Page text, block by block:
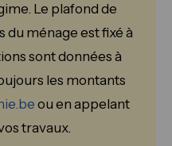
Le plafond de
du ménage est fixé à
sont données à
les montants
ou en appelant
travaux.